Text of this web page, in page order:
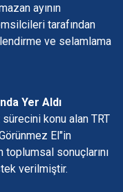
ayının
tarafından
ve selamlama
Yer Aldı
konu alan TRT
El"in
toplumsal sonuçlarını
verilmiştir.